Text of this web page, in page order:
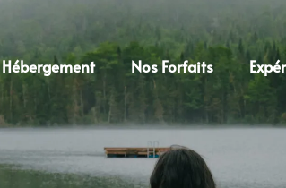
Hébergement Nos Forfaits